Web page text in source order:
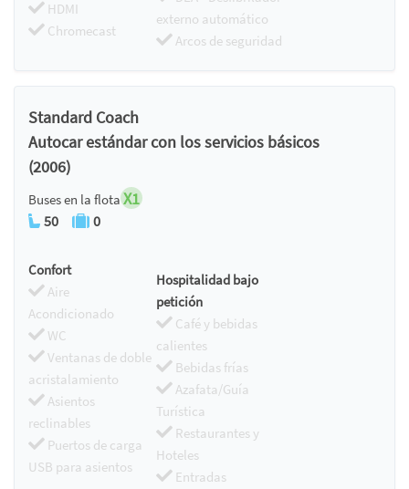
HDMI
Chromecast
externo automático
Arcos de seguridad
Standard Coach
Autocar estándar con los servicios básicos
(2006)
Buses en la flota X1
50 0
Confort
Aire
Acondicionado
WC
Ventanas de doble
acristalamiento
Asientos
reclinables
Puertos de carga
USB para asientos
Hospitalidad bajo
petición
Café y bebidas
calientes
Bebidas frías
Azafata/Guía
Turística
Restaurantes y
Hoteles
Entradas